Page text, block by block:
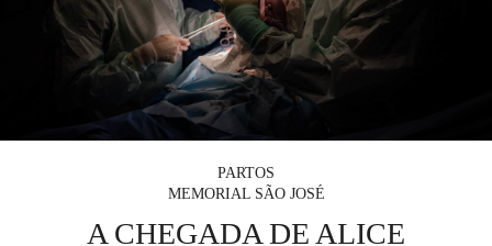
PARTOS
MEMORIAL SÃO JOSÉ
A CHEGADA DE ALICE